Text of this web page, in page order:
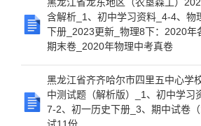
含解析_1、初中学习资料_4-4、物
下册_2023更新_物理8下：2020年
期末卷_2020年物理中考真卷
黑龙江省齐齐哈尔市四里五中心学
中测试题（解析版）_1、初中学习
7-2、初一历史下册_3、期中试卷